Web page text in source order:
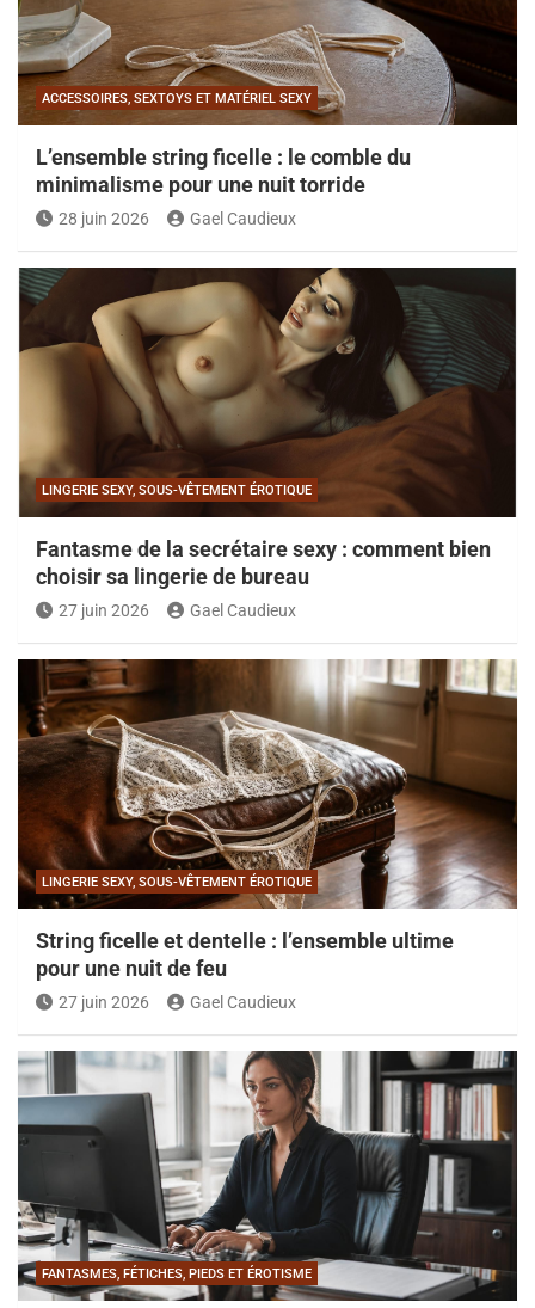
ACCESSOIRES, SEXTOYS ET MATÉRIEL SEXY
L’ensemble string ficelle : le comble du
minimalisme pour une nuit torride
28 juin 2026 Gael Caudieux
LINGERIE SEXY, SOUS-VÊTEMENT ÉROTIQUE
Fantasme de la secrétaire sexy : comment bien
choisir sa lingerie de bureau
27 juin 2026 Gael Caudieux
LINGERIE SEXY, SOUS-VÊTEMENT ÉROTIQUE
String ficelle et dentelle : l’ensemble ultime
pour une nuit de feu
27 juin 2026 Gael Caudieux
FANTASMES, FÉTICHES, PIEDS ET ÉROTISME